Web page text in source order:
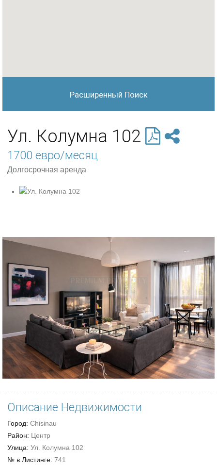
Расширенный Поиск
Ул. Колумна 102
1700 евро/месяц
Долгосрочная аренда
Описание Недвижимости
Город: Chisinau
Район: Центр
Улица: Ул. Колумна 102
№ в Листинге: 741